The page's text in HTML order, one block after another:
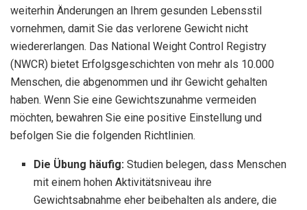
weiterhin Änderungen an Ihrem gesunden Lebensstil
vornehmen, damit Sie das verlorene Gewicht nicht
wiedererlangen. Das National Weight Control Registry
(NWCR) bietet Erfolgsgeschichten von mehr als 10.000
Menschen, die abgenommen und ihr Gewicht gehalten
haben. Wenn Sie eine Gewichtszunahme vermeiden
möchten, bewahren Sie eine positive Einstellung und
befolgen Sie die folgenden Richtlinien.
Die Übung häufig:Studien belegen, dass Menschen
mit einem hohen Aktivitätsniveau ihre
Gewichtsabnahme eher beibehalten als andere, die